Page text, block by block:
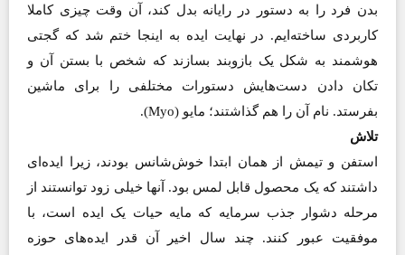
بدن فرد را به دستور در رایانه بدل کند، آن وقت چیزی کاملا
کاربردی ساخته‌ایم. در نهایت ایده به اینجا ختم شد که گجتی
هوشمند به شکل یک بازوبند بسازند که شخص با بستن آن و
تکان دادن دست‌هایش دستورات مختلفی را برای ماشین
بفرستد. نام آن را هم گذاشتند؛ مایو (Myo).
تلاش
استفن و تیمش از همان ابتدا خوش‌شانس بودند، زیرا ایده‌ای
داشتند که یک محصول قابل لمس بود. آنها خیلی زود توانستند از
مرحله دشوار جذب سرمایه که مایه حیات یک ایده است، با
موفقیت عبور کنند. چند سال اخیر آن قدر ایده‌های حوزه